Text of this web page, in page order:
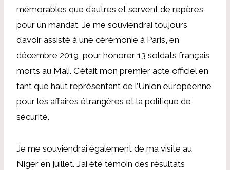
mémorables que d’autres et servent de repères
pour un mandat. Je me souviendrai toujours
d’avoir assisté à une cérémonie à Paris, en
décembre 2019, pour honorer 13 soldats français
morts au Mali. C’était mon premier acte officiel en
tant que haut représentant de l’Union européenne
pour les affaires étrangères et la politique de
sécurité.
Je me souviendrai également de ma visite au
Niger en juillet. J’ai été témoin des résultats